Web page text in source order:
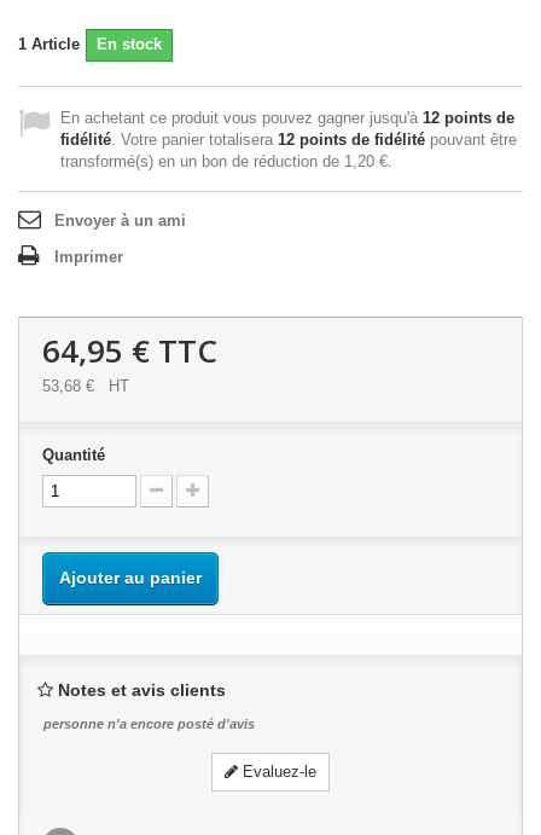
1 Article En stock
En achetant ce produit vous pouvez gagner jusqu'à 12 points de
fidélité. Votre panier totalisera 12 points de fidélité pouvant être
transformé(s) en un bon de réduction de 1,20 €.
Envoyer à un ami
Imprimer
64,95 € TTC
53,68 € HT
Quantité
Ajouter au panier
Notes et avis clients
personne n'a encore posté d'avis
Evaluez-le